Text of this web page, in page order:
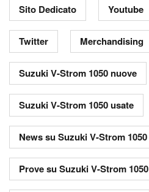
Sito Dedicato Youtube
Twitter Merchandising
Suzuki V-Strom 1050 nuove
Suzuki V-Strom 1050 usate
News su Suzuki V-Strom 1050
Prove su Suzuki V-Strom 1050